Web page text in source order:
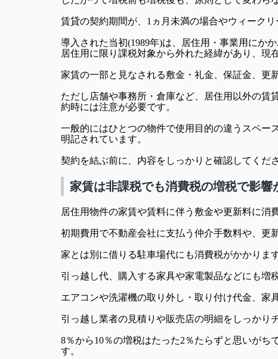
賃貸の契約期間が、1ヵ月未満の場合やウィーク
導入された当初(1989年)は、居住用・事業用にか
居住用に限り課税対象から外れた経緯があり、現
家賃の一部と見なされる敷金・礼金、保証金、更
ただし店舗や事務所・倉庫など、居住用以外の賃
約時には注意が必要です。
一般的にはひとつの物件で使用目的の違うスペー
明記されています。
契約を結ぶ前に、内容をしっかりと確認してくださ
家賃は非課税でも消費税の増税で影響
居住用物件の家賃や賃料に伴う敷金や更新料に消
初期費用で不動産会社に支払う仲介手数料や、更
家とは別に借りる駐車場代にも消費税がかかりま
引っ越し代、購入する家具や家電製品などにも増
エアコンや洗濯機の取り外し・取り付け代金、家
引っ越し業者の見積りや販売店の明細をしっかり
8％から10％の増税はたった2％たらずと思いが
す。